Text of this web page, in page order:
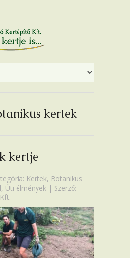
kertek
kertje
Kertek, Botanikus
, Úti élmények | Szerző: